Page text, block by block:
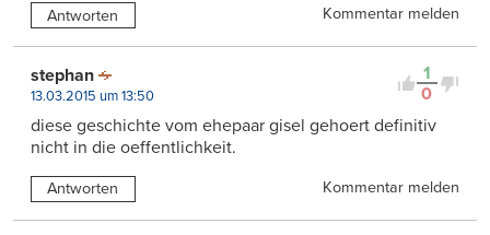
Antworten Kommentar melden
1
0
stephan
13.03.2015 um 13:50
diese geschichte vom ehepaar gisel gehoert definitiv
nicht in die oeffentlichkeit.
Antworten Kommentar melden